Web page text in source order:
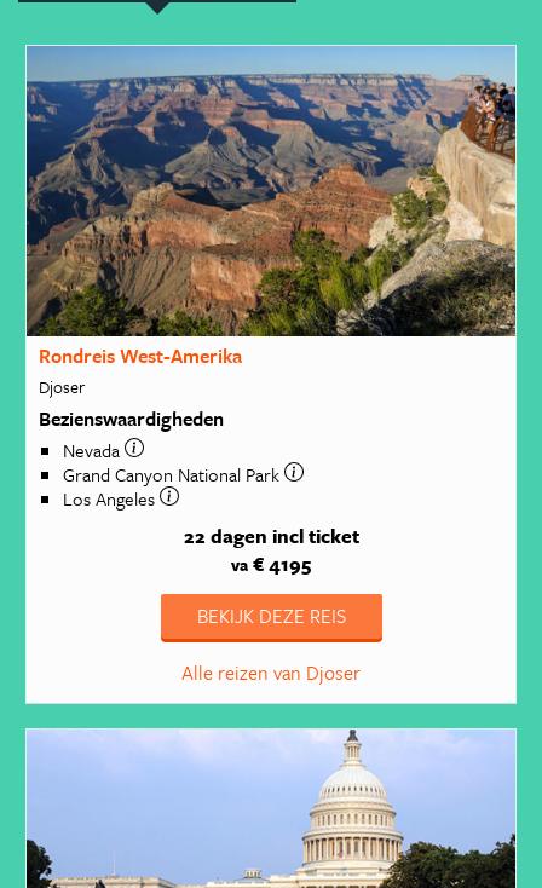
Rondreis West-Amerika
Djoser
Bezienswaardigheden
Nevada
Grand Canyon National Park
Los Angeles
22 dagen incl ticket
va € 4195
BEKIJK DEZE REIS
Alle reizen van Djoser